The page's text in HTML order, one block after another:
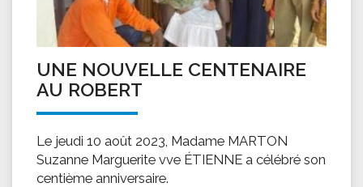
UNE NOUVELLE CENTENAIRE
AU ROBERT
Le jeudi 10 août 2023, Madame MARTON
Suzanne Marguerite vve ÉTIENNE a célébré son
centième anniversaire.